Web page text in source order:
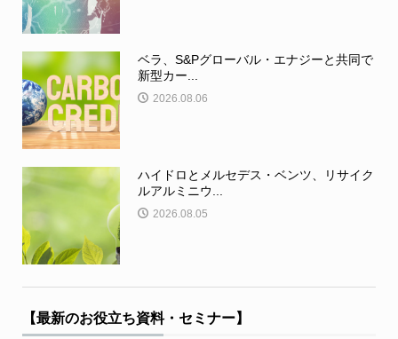
ベラ、S&Pグローバル・エナジーと共同で
新型カー...
2026.08.06
ハイドロとメルセデス・ベンツ、リサイク
ルアルミニウ...
2026.08.05
【最新のお役立ち資料・セミナー】